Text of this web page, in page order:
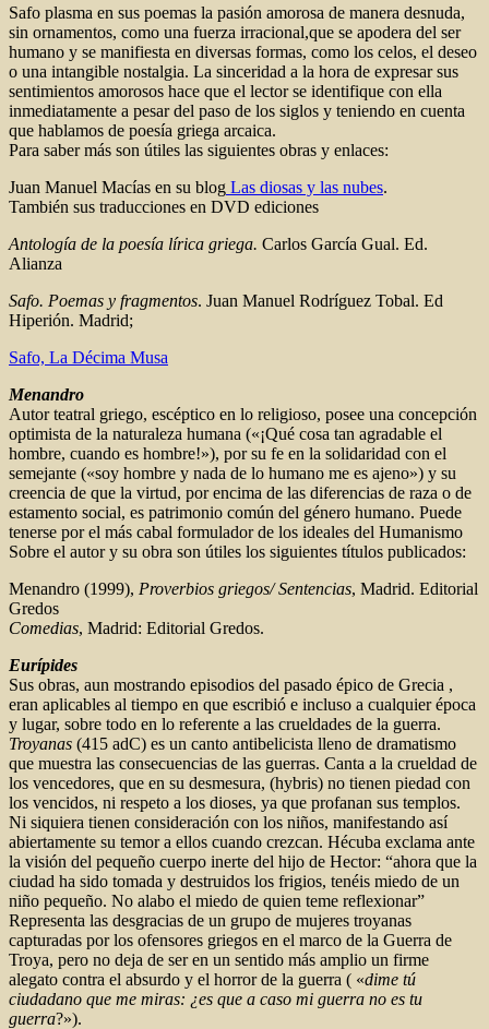
Safo plasma en sus poemas la pasión amorosa de manera desnuda,
sin ornamentos, como una fuerza irracional,que se apodera del ser
humano y se manifiesta en diversas formas, como los celos, el deseo
o una intangible nostalgia. La sinceridad a la hora de expresar sus
sentimientos amorosos hace que el lector se identifique con ella
inmediatamente a pesar del paso de los siglos y teniendo en cuenta
que hablamos de poesía griega arcaica.
Para saber más son útiles las siguientes obras y enlaces:
Juan Manuel Macías en su blog Las diosas y las nubes.
También sus traducciones en DVD ediciones
Antología de la poesía lírica griega. Carlos García Gual. Ed.
Alianza
Safo. Poemas y fragmentos. Juan Manuel Rodríguez Tobal. Ed
Hiperión. Madrid;
Safo, La Décima Musa
Menandro
Autor teatral griego, escéptico en lo religioso, posee una concepción
optimista de la naturaleza humana («¡Qué cosa tan agradable el
hombre, cuando es hombre!»), por su fe en la solidaridad con el
semejante («soy hombre y nada de lo humano me es ajeno») y su
creencia de que la virtud, por encima de las diferencias de raza o de
estamento social, es patrimonio común del género humano. Puede
tenerse por el más cabal formulador de los ideales del Humanismo
Sobre el autor y su obra son útiles los siguientes títulos publicados:
Menandro (1999), Proverbios griegos/ Sentencias, Madrid. Editorial
Gredos
Comedias, Madrid: Editorial Gredos.
Eurípides
Sus obras, aun mostrando episodios del pasado épico de Grecia ,
eran aplicables al tiempo en que escribió e incluso a cualquier época
y lugar, sobre todo en lo referente a las crueldades de la guerra.
Troyanas (415 adC) es un canto antibelicista lleno de dramatismo
que muestra las consecuencias de las guerras. Canta a la crueldad de
los vencedores, que en su desmesura, (hybris) no tienen piedad con
los vencidos, ni respeto a los dioses, ya que profanan sus templos.
Ni siquiera tienen consideración con los niños, manifestando así
abiertamente su temor a ellos cuando crezcan. Hécuba exclama ante
la visión del pequeño cuerpo inerte del hijo de Hector: “ahora que la
ciudad ha sido tomada y destruidos los frigios, tenéis miedo de un
niño pequeño. No alabo el miedo de quien teme reflexionar”
Representa las desgracias de un grupo de mujeres troyanas
capturadas por los ofensores griegos en el marco de la Guerra de
Troya, pero no deja de ser en un sentido más amplio un firme
alegato contra el absurdo y el horror de la guerra ( «dime tú
ciudadano que me miras: ¿es que a caso mi guerra no es tu
guerra?»).